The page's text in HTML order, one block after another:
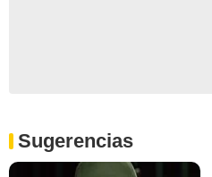
Sugerencias